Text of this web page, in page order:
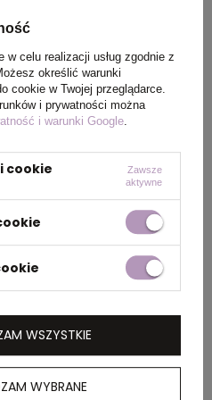
x 45 x 38 cm
celu realizacji usług zgodnie z
określić warunki
cookie w Twojej przeglądarce.
i prywatności można
i warunki Google
cookie
Zawsze
aktywne
WYBRANE
WSZYSTKIE